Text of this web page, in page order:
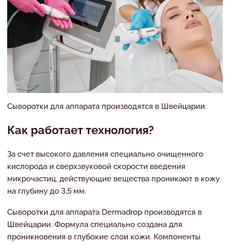
Сыворотки для аппарата производятся в Швейцарии.
Как работает технология?
За счет высокого давления специально очищенного
кислорода и сверхзвуковой скорости введения
микрочастиц, действующие вещества проникают в кожу
на глубину до 3,5 мм.
Сыворотки для аппарата Dermadrop производятся в
Швейцарии. Формула специально создана для
проникновения в глубокие слои кожи. Компоненты